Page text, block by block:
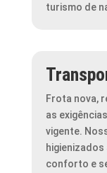
turismo de
Frota nova,
as
vigente.
conforto e